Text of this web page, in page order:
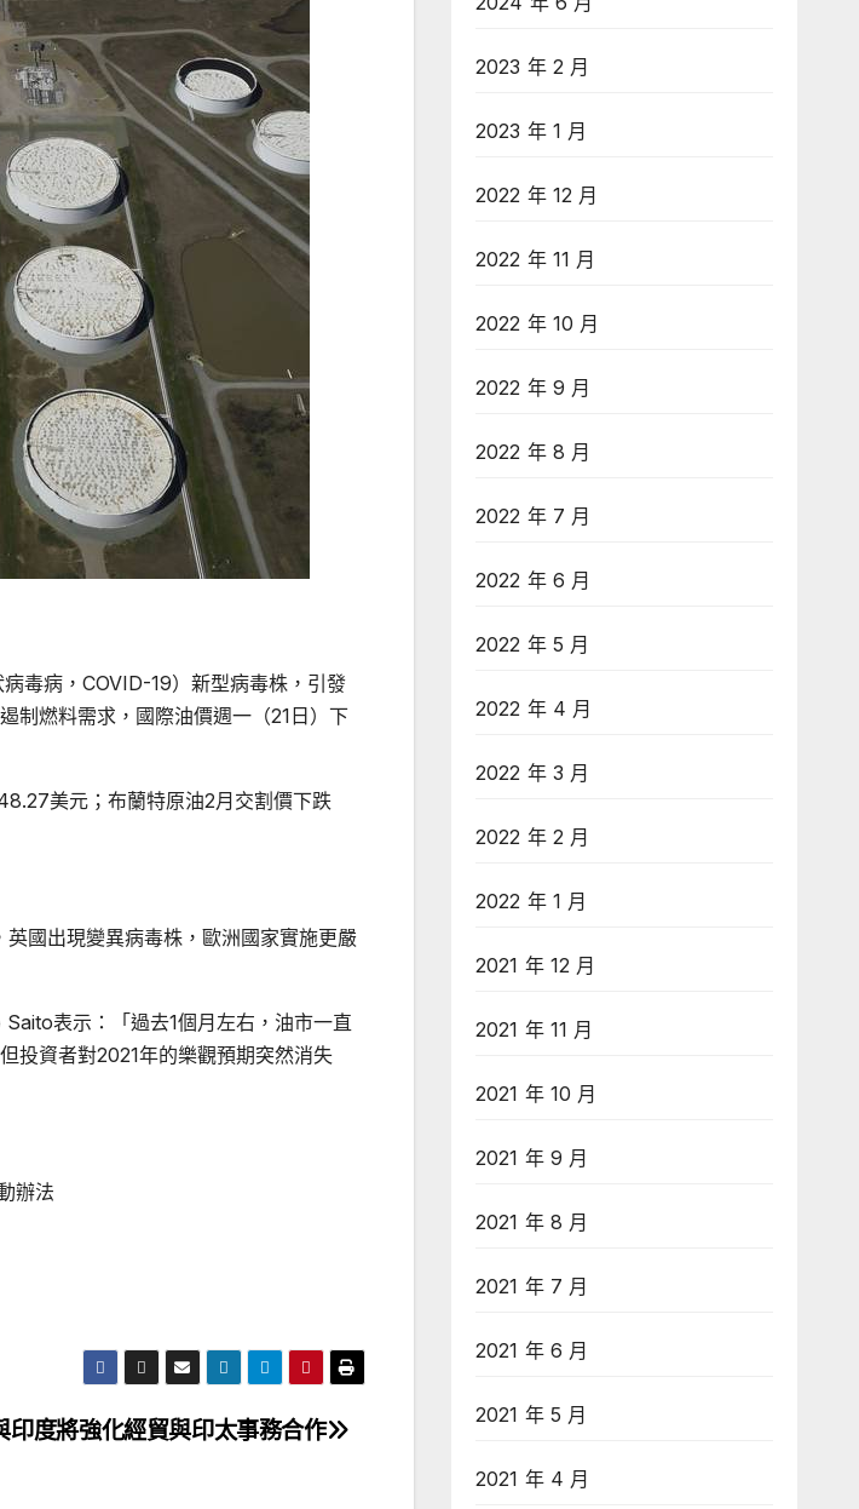
毒病，COVID-19）新型病毒株，引發
制燃料需求，國際油價週一（21日）下
美元；布蘭特原油2月交割價下跌
國出現變異病毒株，歐洲國家實施更嚴
表示：「過去1個月左右，油市一直
投資者對2021年的樂觀預期突然消失
辦法
印度將強化經貿與印太事務合作
2023 年 2 月
2023 年 1 月
2022 年 12 月
2022 年 11 月
2022 年 10 月
2022 年 9 月
2022 年 8 月
2022 年 7 月
2022 年 6 月
2022 年 5 月
2022 年 4 月
2022 年 3 月
2022 年 2 月
2022 年 1 月
2021 年 12 月
2021 年 11 月
2021 年 10 月
2021 年 9 月
2021 年 8 月
2021 年 7 月
2021 年 6 月
2021 年 5 月
2021 年 4 月